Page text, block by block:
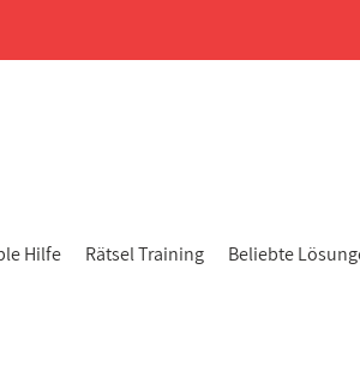
Hilfe Rätsel Training Beliebte